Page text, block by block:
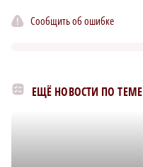
Сообщить об ошибке
ЕЩЁ НОВОСТИ ПО ТЕМЕ